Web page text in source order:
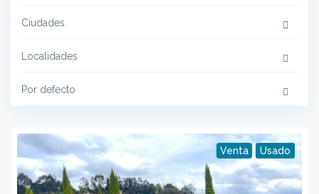
Ciudades
Localidades
Por defecto
Venta Usado